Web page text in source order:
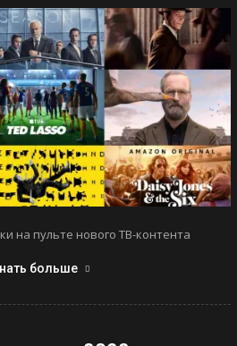
на пульте нового ТВ-контента
больше